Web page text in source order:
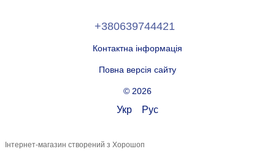
+380639744421
Контактна інформація
Повна версія сайту
© 2026
Укр Рус
Інтернет-магазин створений з Хорошоп